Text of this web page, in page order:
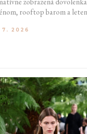
rooftop barom a
kúpanie v lome. Výlet
7. 2026